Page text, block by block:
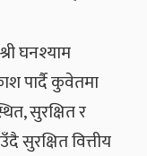
घनश्याम
पार्दै कुवेतमा
सुरक्षित र
सुरक्षित वित्तीय